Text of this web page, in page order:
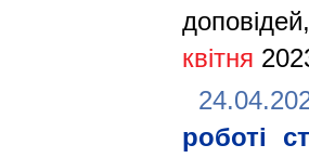
квітня
роботі